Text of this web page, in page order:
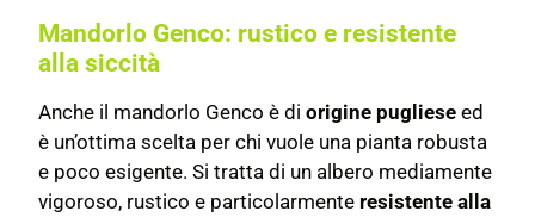
Mandorlo Genco: rustico e resistente
alla siccità
Anche il mandorlo Genco è diorigine pugliese ed
è un’ottima scelta per chi vuole una pianta robusta
e poco esigente. Si tratta di un albero mediamente
vigoroso, rustico e particolarmente resistente alla